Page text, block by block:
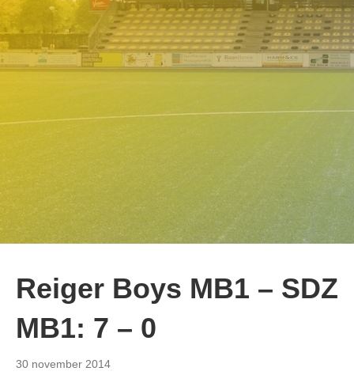
Reiger Boys MB1 – SDZ
MB1: 7 – 0
30 november 2014